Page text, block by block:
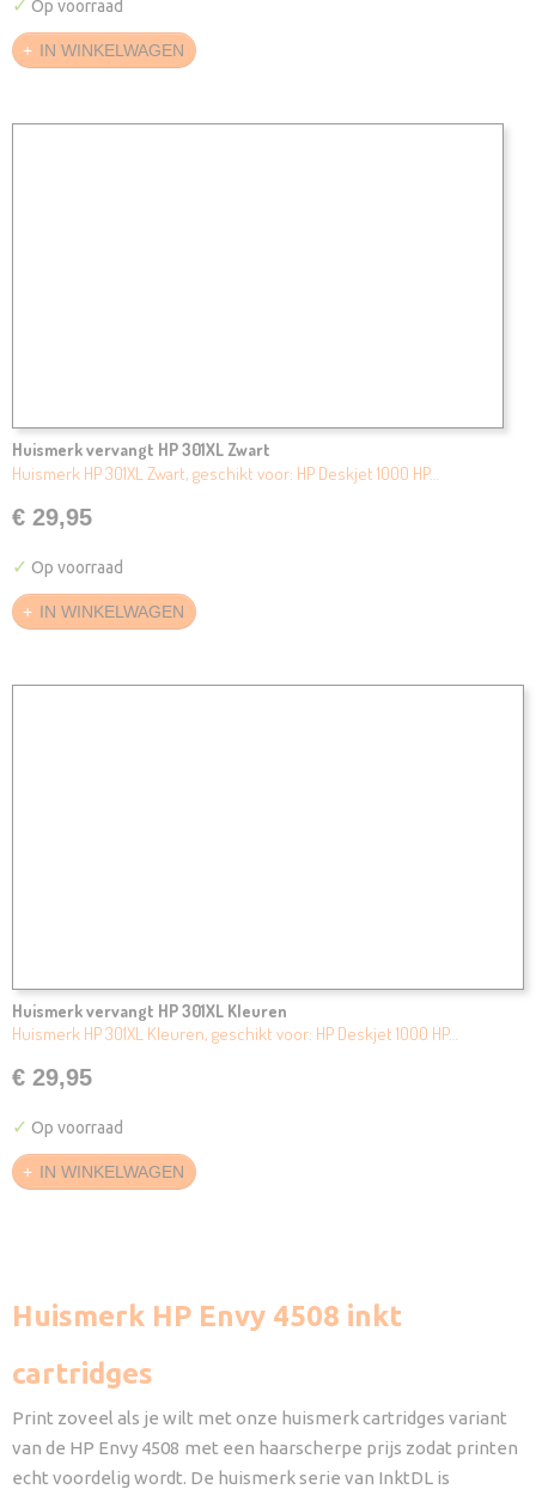
✓ Op voorraad
IN WINKELWAGEN
Huismerk vervangt HP 301XL Zwart
Huismerk HP 301XL Zwart, geschikt voor: HP Deskjet 1000 HP…
€ 29,95
✓ Op voorraad
IN WINKELWAGEN
Huismerk vervangt HP 301XL Kleuren
Huismerk HP 301XL Kleuren, geschikt voor: HP Deskjet 1000 HP…
€ 29,95
✓ Op voorraad
IN WINKELWAGEN
Huismerk HP Envy 4508 inkt
cartridges
Print zoveel als je wilt met onze huismerk cartridges variant
van de HP Envy 4508 met een haarscherpe prijs zodat printen
echt voordelig wordt. De huismerk serie van InktDL is